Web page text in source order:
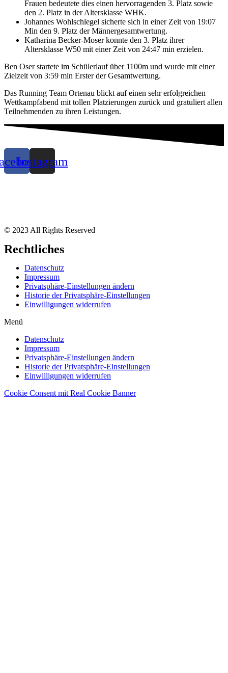
Frauen bedeutete dies einen hervorragenden 3. Platz sowie
den 2. Platz in der Altersklasse WHK.
Johannes Wohlschlegel sicherte sich in einer Zeit von 19:07
Min den 9. Platz der Männergesamtwertung.
Katharina Becker-Moser konnte den 3. Platz ihrer
Altersklasse W50 mit einer Zeit von 24:47 min erzielen.
Ben Oser startete im Schülerlauf über 1100m und wurde mit einer
Zielzeit von 3:59 min Erster der Gesamtwertung.
Das Running Team Ortenau blickt auf einen sehr erfolgreichen
Wettkampfabend mit tollen Platzierungen zurück und gratuliert allen
Teilnehmenden zu ihren Leistungen.
Instagram
© 2023 All Rights Reserved
Rechtliches
Datenschutz
Impressum
Privatsphäre-Einstellungen ändern
Historie der Privatsphäre-Einstellungen
Einwilligungen widerrufen
Menü
Datenschutz
Impressum
Privatsphäre-Einstellungen ändern
Historie der Privatsphäre-Einstellungen
Einwilligungen widerrufen
Cookie Consent mit Real Cookie Banner